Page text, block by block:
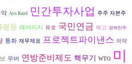
악 Ayn Rand 민간투자사업 주주 자본주
평등 레버리지 유로 국민연금 해고 경제민주
통화 재무제표 프로젝트파이낸스 의약
우버 연방준비제도 핵무기 WTO 미